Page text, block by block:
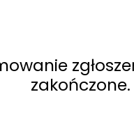
zakończone.